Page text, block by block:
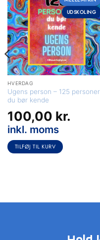
UDSKOLING
HVERDAG
Ugens person – 125 personer
du bør kende
100,00 kr.
inkl. moms
TILFØJ TIL KURV